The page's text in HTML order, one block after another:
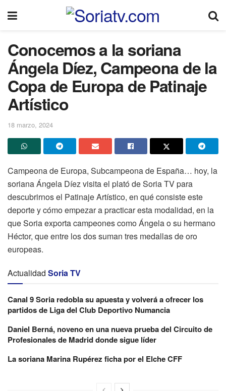
Conocemos a la soriana
Ángela Díez, Campeona de la
Copa de Europa de Patinaje
Artístico
18 marzo, 2024
Campeona de Europa, Subcampeona de España… hoy, la
soriana Ángela Díez visita el plató de Soria TV para
descubrirnos el Patinaje Artístico, en qué consiste este
deporte y cómo empezar a practicar esta modalidad, en la
que Soria exporta campeones como Ángela o su hermano
Héctor, que entre los dos suman tres medallas de oro
europeas.
Actualidad Soria TV
Canal 9 Soria redobla su apuesta y volverá a ofrecer los
partidos de Liga del Club Deportivo Numancia
Daniel Berná, noveno en una nueva prueba del Circuito de
Profesionales de Madrid donde sigue líder
La soriana Marina Rupérez ficha por el Elche CFF